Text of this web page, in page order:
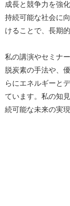
成長と競争力を強
持続可能な社会に
けることで、長期
私の講演やセミナ
脱炭素の手法や、
らにエネルギーと
ています。私の知
続可能な未来の実